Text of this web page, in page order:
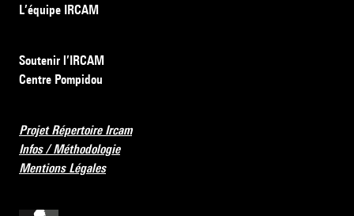
L’équipe IRCAM
Soutenir l’IRCAM
Centre Pompidou
Projet Répertoire Ircam
Infos / Méthodologie
Mentions Légales